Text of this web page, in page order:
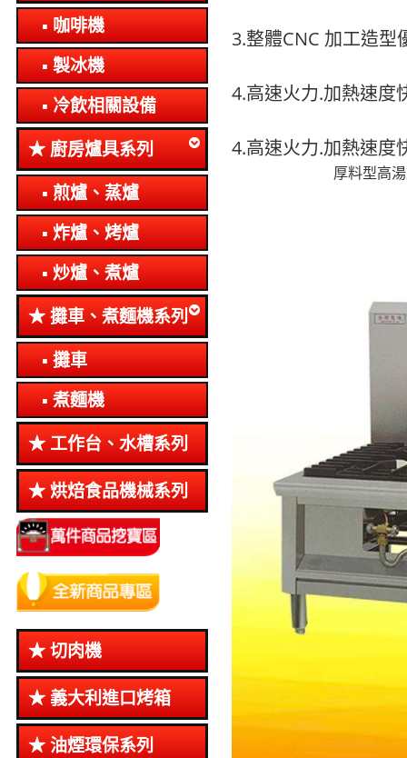
咖啡機
製冰機
冷飲相關設備
廚房爐具系列
煎爐、蒸爐
炸爐、烤爐
炒爐、煮爐
攤車、煮麵機系列
攤車
煮麵機
工作台、水槽系列
烘焙食品機械系列
切肉機
義大利進口烤箱
油煙環保系列
3.整體CNC 加工造型
4.高速火力.加熱速度
4.高速火力.加熱速度
厚料型高